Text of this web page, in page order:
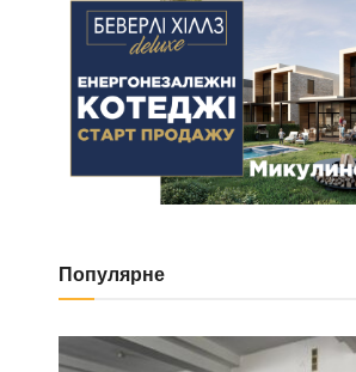
Популярне